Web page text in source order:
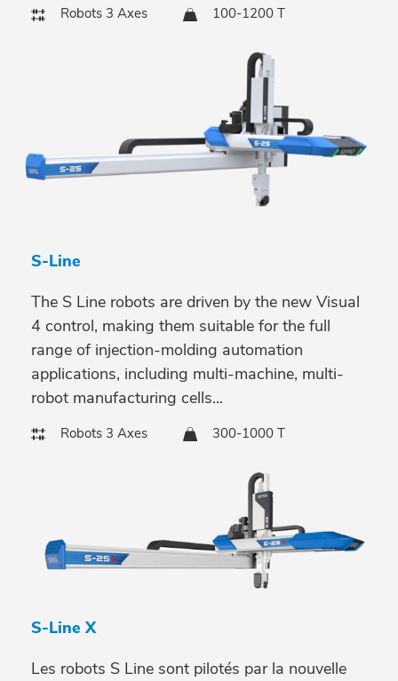
Robots 3 Axes 100-1200 T
S-Line
The S Line robots are driven by the new Visual
4 control, making them suitable for the full
range of injection-molding automation
applications, including multi-machine, multi-
robot manufacturing cells...
Robots 3 Axes 300-1000 T
S-Line X
Les robots S Line sont pilotés par la nouvelle